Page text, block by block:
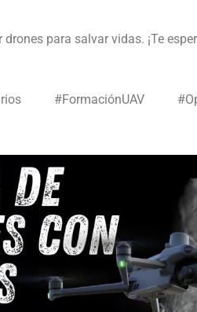
para salvar vidas. ¡Te
#FormaciónUAV